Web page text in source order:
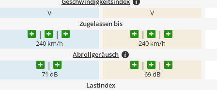
V V
Zugelassen bis
240 km/h 240 km/h
Abrollgeräusch
71 dB 69 dB
Lastindex